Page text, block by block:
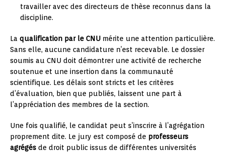
travailler avec des directeurs de thèse reconnus dans la
discipline.
La qualification par le CNU mérite une attention particulière.
Sans elle, aucune candidature n’est recevable. Le dossier
soumis au CNU doit démontrer une activité de recherche
soutenue et une insertion dans la communauté
scientifique. Les délais sont stricts et les critères
d’évaluation, bien que publiés, laissent une part à
l’appréciation des membres de la section.
Une fois qualifié, le candidat peut s’inscrire à l’agrégation
proprement dite. Le jury est composé de professeurs
agrégés de droit public issus de différentes universités